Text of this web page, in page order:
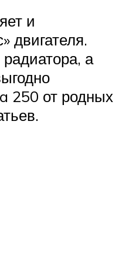
и
двигателя.
а
250 от родных